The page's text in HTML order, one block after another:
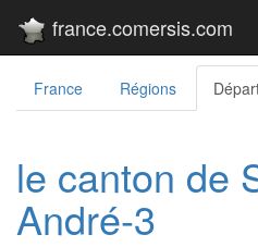
france.comersis.com
France Régions
le canton de
André-3